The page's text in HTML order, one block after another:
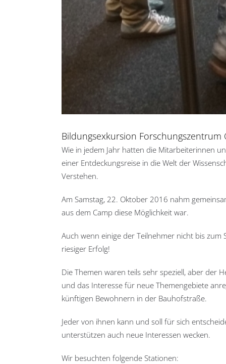
Bildungsexkursion Forschungszentrum
Wie in jedem Jahr hatten die Mitarbeiterinnen
einer Entdeckungsreise in die Welt der
Verstehen.
Am Samstag, 22. Oktober 2016 nahm
aus dem Camp diese Möglichkeit war.
Auch wenn einige der Teilnehmer nicht bis
riesiger Erfolg!
Die Themen waren teils sehr speziell, aber der
und das Interesse für neue Themengebiete
künftigen Bewohnern in der Bauhofstraße.
Jeder von ihnen kann und soll für sich
unterstützen auch neue Interessen wecken.
Wir besuchten folgende Stationen: